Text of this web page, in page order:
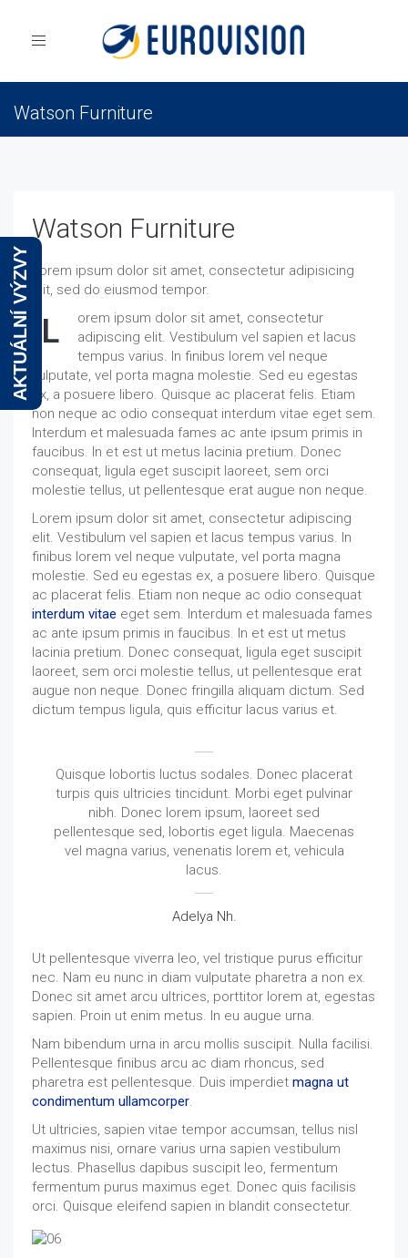
Toggle
Watson Furniture
Watson Furniture
Lorem ipsum dolor sit amet, consectetur adipisicing
elit, sed do eiusmod tempor.
L
orem ipsum dolor sit amet, consectetur
adipiscing elit. Vestibulum vel sapien et lacus
tempus varius. In finibus lorem vel neque
vulputate, vel porta magna molestie. Sed eu egestas
ex, a posuere libero. Quisque ac placerat felis. Etiam
non neque ac odio consequat interdum vitae eget sem.
Interdum et malesuada fames ac ante ipsum primis in
faucibus. In et est ut metus lacinia pretium. Donec
consequat, ligula eget suscipit laoreet, sem orci
molestie tellus, ut pellentesque erat augue non neque.
Lorem ipsum dolor sit amet, consectetur adipiscing
elit. Vestibulum vel sapien et lacus tempus varius. In
finibus lorem vel neque vulputate, vel porta magna
molestie. Sed eu egestas ex, a posuere libero. Quisque
ac placerat felis. Etiam non neque ac odio consequat
interdum vitae eget sem. Interdum et malesuada fames
ac ante ipsum primis in faucibus. In et est ut metus
lacinia pretium. Donec consequat, ligula eget suscipit
laoreet, sem orci molestie tellus, ut pellentesque erat
augue non neque. Donec fringilla aliquam dictum. Sed
dictum tempus ligula, quis efficitur lacus varius et.
Quisque lobortis luctus sodales. Donec placerat
turpis quis ultricies tincidunt. Morbi eget pulvinar
nibh. Donec lorem ipsum, laoreet sed
pellentesque sed, lobortis eget ligula. Maecenas
vel magna varius, venenatis lorem et, vehicula
lacus.
Adelya Nh.
Ut pellentesque viverra leo, vel tristique purus efficitur
nec. Nam eu nunc in diam vulputate pharetra a non ex.
Donec sit amet arcu ultrices, porttitor lorem at, egestas
sapien. Proin ut enim metus. In eu augue urna.
Nam bibendum urna in arcu mollis suscipit. Nulla facilisi.
Pellentesque finibus arcu ac diam rhoncus, sed
pharetra est pellentesque. Duis imperdiet magna ut
condimentum ullamcorper.
Ut ultricies, sapien vitae tempor accumsan, tellus nisl
maximus nisi, ornare varius urna sapien vestibulum
lectus. Phasellus dapibus suscipit leo, fermentum
fermentum purus maximus eget. Donec quis facilisis
orci. Quisque eleifend sapien in blandit consectetur.
AKTUÁLNÍ VÝZVY